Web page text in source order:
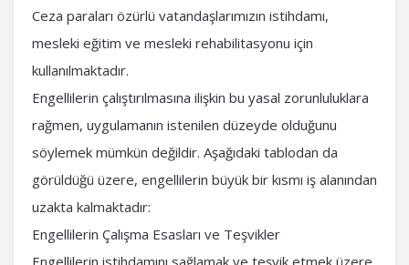
Ceza paraları özürlü vatandaşlarımızın istihdamı,
mesleki eğitim ve mesleki rehabilitasyonu için
kullanılmaktadır.
Engellilerin çalıştırılmasına ilişkin bu yasal zorunluluklara
rağmen, uygulamanın istenilen düzeyde olduğunu
söylemek mümkün değildir. Aşağıdaki tablodan da
görüldüğü üzere, engellilerin büyük bir kısmı iş alanından
uzakta kalmaktadır:
Engellilerin Çalışma Esasları ve Teşvikler
Engellilerin istihdamını sağlamak ve teşvik etmek üzere,